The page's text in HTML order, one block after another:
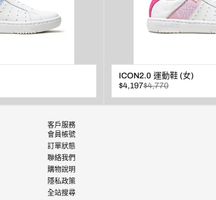
ICON2.0 運動鞋 (女)
已
折
扣
$4,197
原
價
$4,770
客戶服務
會員帳號
訂單狀態
聯絡我們
購物說明
隱私政策
全站搜尋